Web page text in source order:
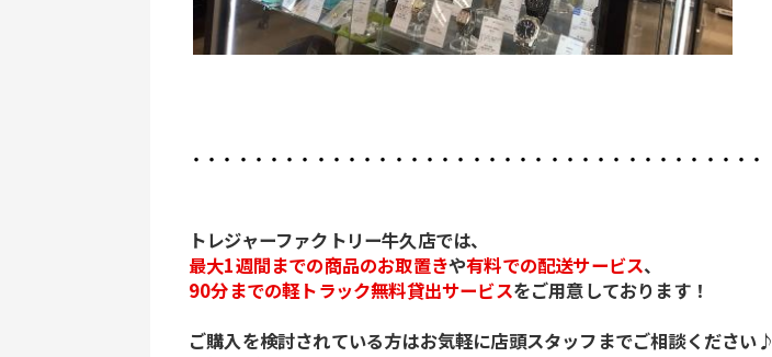
・・・・・・・・・・・・・・・・・・・・・・・・・・・・・・・・・・・・・
トレジャーファクトリー牛久店では、
最大1週間までの商品のお取置きや有料での配送サービス、
90分までの軽トラック無料貸出サービスをご用意しております！
ご購入を検討されている方はお気軽に店頭スタッフまでご相談ください♪